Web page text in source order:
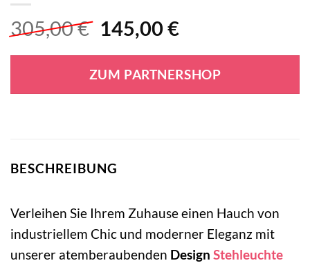
305,00€ Ursprünglicher
war:
305,00 €
145,00 €Aktueller
ist:
145,00 €.
ZUM PARTNERSHOP
BESCHREIBUNG
Verleihen Sie Ihrem Zuhause einen Hauch von
industriellem Chic und moderner Eleganz mit
unserer atemberaubenden Design Stehleuchte